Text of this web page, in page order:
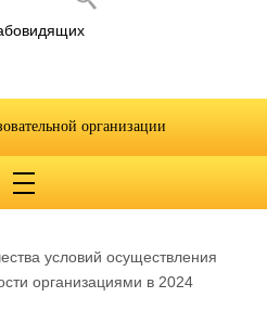
качества
условий осуществления
организациями в 2024
организации